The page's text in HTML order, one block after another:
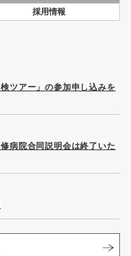
採用情報
ツアー」の参加申し込みを
病院合同説明会は終了いた